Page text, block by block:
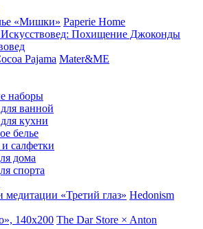
«Мишки» Paperie Home
Похищение Джоконды
Pajama Mater&ME
наборы
ванной
кухни
белье
салфетки
дома
спорта
медитации «Третий глаз» Hedonism
140х200 The Dar Store × Anton